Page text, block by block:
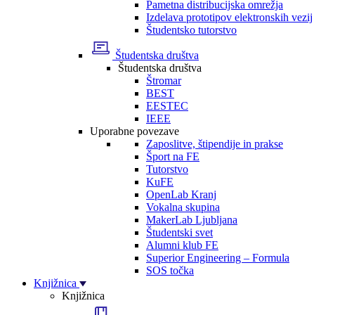
Pametna distribucijska omrežja
Izdelava prototipov elektronskih vezij
Študentsko tutorstvo
Študentska društva
Študentska društva
Štromar
BEST
EESTEC
IEEE
Uporabne povezave
Zaposlitve, štipendije in prakse
Šport na FE
Tutorstvo
KuFE
OpenLab Kranj
Vokalna skupina
MakerLab Ljubljana
Študentski svet
Alumni klub FE
Superior Engineering – Formula
SOS točka
Knjižnica
Knjižnica